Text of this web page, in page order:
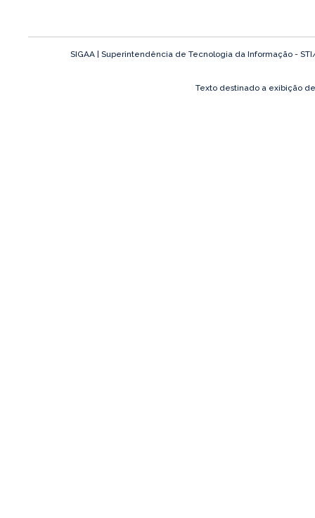
SIGAA | Superintendência de Tecnologia da Informação -
Texto destinado a exibição